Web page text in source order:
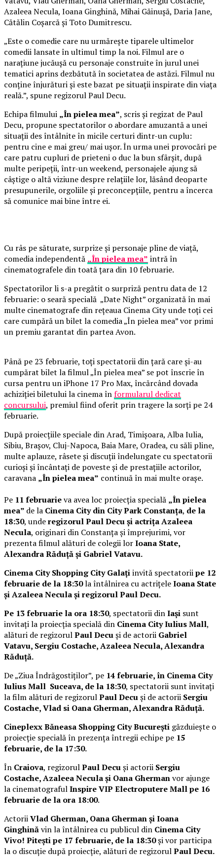
Azaleea Necula, Ioana Ginghină, Mihai Găinușă, Daria Jane,
Cătălin Coșarcă și Toto Dumitrescu.
„Este o comedie care nu urmărește tiparele ultimelor
comedii lansate în ultimul timp la noi. Filmul are o
narațiune jucăușă cu personaje construite în jurul unei
tematici aprins dezbătută în societatea de astăzi. Filmul nu
conține înjurături și este bazat pe situații inspirate din viața
reală.”, spune regizorul Paul Decu.
Echipa filmului „În pielea mea”, scris și regizat de Paul
Decu, propune spectatorilor o abordare amuzantă a unei
situații des întâlnite în micile certuri dintr-un cuplu:
pentru cine e mai greu/ mai ușor. În urma unei provocări pe
care patru cupluri de prieteni o duc la bun sfârșit, după
multe peripeții, într-un weekend, personajele ajung să
câștige o altă viziune despre relațiile lor, lăsând deoparte
presupunerile, orgoliile și preconcepțiile, pentru a încerca
să comunice mai bine între ei.
Cu râs pe săturate, surprize și personaje pline de viață,
comedia independentă „În pielea mea” intră în
cinematografele din toată țara din 10 februarie.
Spectatorilor li s-a pregătit o surpriză pentru data de 12
februarie: o seară specială „Date Night” organizată în mai
multe cinematografe din rețeaua Cinema City unde toți cei
care cumpără un bilet la comedia „În pielea mea” vor primi
un premiu garantat din partea Avon.
Până pe 23 februarie, toți spectatorii din țară care și-au
cumpărat bilet la filmul „În pielea mea” se pot înscrie în
cursa pentru un iPhone 17 Pro Max, încărcând dovada
achiziției biletului la cinema înformularul dedicat
concursului, premiul fiind oferit prin tragere la sorți pe 24
februarie.
După proiecțiile speciale din Arad, Timișoara, Alba Iulia,
Sibiu, Brașov, Cluj-Napoca, Baia Mare, Oradea, cu săli pline,
multe aplauze, râsete și discuții îndelungate cu spectatorii
curioși și încântați de poveste și de prestațiile actorilor,
caravana „În pielea mea” continuă în mai multe orașe.
Pe 11 februarieva avea loc proiecția specială „În pielea
mea” de la Cinema City din City Park Constanța, de la
18:30, underegizorul Paul Decu și actrița Azaleea
Necula, originari din Constanța și împrejurimi, vor
prezenta filmul alături de colegii lorIoana State,
Alexandra Răduță și Gabriel Vatavu.
Cinema City Shopping City Galațiinvită spectatoriipe 12
februarie de la 18:30la întâlnirea cu actrițeleIoana State
și Azaleea Necula și regizorul Paul Decu.
Pe 13 februarie la ora 18:30, spectatorii dinIași sunt
invitați la proiecția specială din Cinema City Iulius Mall,
alături de regizorulPaul Decuși de actorii Gabriel
Vatavu, Sergiu Costache, Azaleea Necula, Alexandra
Răduță.
De „Ziua Îndrăgostiților”, pe 14 februarie, în Cinema City
Iulius Mall Suceava, de la 18:30, spectatorii sunt invitați
la film alături de regizorulPaul Decuși de actorii Sergiu
Costache, Vlad si Oana Gherman, Alexandra Răduță.
Cineplexx Băneasa Shopping City București găzduiește o
proiecție specială în prezența întregii echipe pe 15
februarie, de la 17:30.
În Craiova, regizorulPaul Decuși actorii Sergiu
Costache, Azaleea Necula și Oana Ghermanvor ajunge
la cinematografulInspire VIP Electroputere Mall pe 16
februarie de la ora 18:00.
ActoriiVlad Gherman, Oana Gherman și Ioana
Ginghinăvin la întâlnirea cu publicul din Cinema City
Vivo! Pitești pe 17 februarie, de la 18:30și vor participa
la o discuție după proiecție, alături de regizorulPaul Decu.